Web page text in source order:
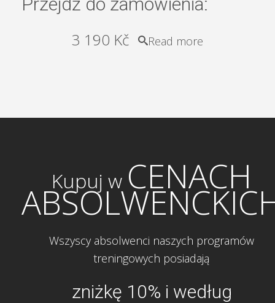
3 190 Kč Read more
Kupuj w CENACH
Wszyscy absolwenci naszych programów
treningowych posiadają
zniżkę 10% i według